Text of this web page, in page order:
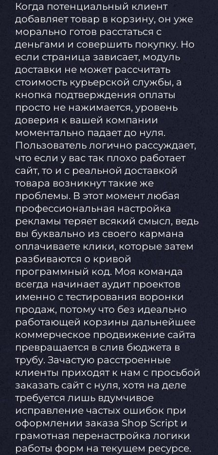
Когда потенциальный клиент
добавляет товар в корзину, он уже
морально готов расстаться с
деньгами и совершить покупку. Но
если страница зависает, модуль
доставки не может рассчитать
стоимость курьерской службы, а
кнопка подтверждения оплаты
просто не нажимается, уровень
доверия к вашей компании
моментально падает до нуля.
Пользователь логично рассуждает,
что если у вас так плохо работает
сайт, то и с реальной доставкой
товара возникнут такие же
проблемы. В этот момент любая
профессиональная настройка
рекламы теряет всякий смысл, ведь
вы буквально из своего кармана
оплачиваете клики, которые затем
разбиваются о кривой
программный код. Моя команда
всегда начинает аудит проектов
именно с тестирования воронки
продаж, потому что без идеально
работающей корзины дальнейшее
коммерческое продвижение сайта
превращается в слив бюджета в
трубу. Зачастую расстроенные
клиенты приходят к нам с просьбой
заказать сайт с нуля, хотя на деле
требуется лишь вдумчивое
исправление частых ошибок при
оформлении заказа Shop Script и
грамотная перенастройка логики
работы форм на текущем ресурсе.